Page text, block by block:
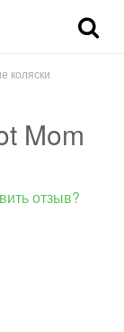
коляски
Mom
отзыв?